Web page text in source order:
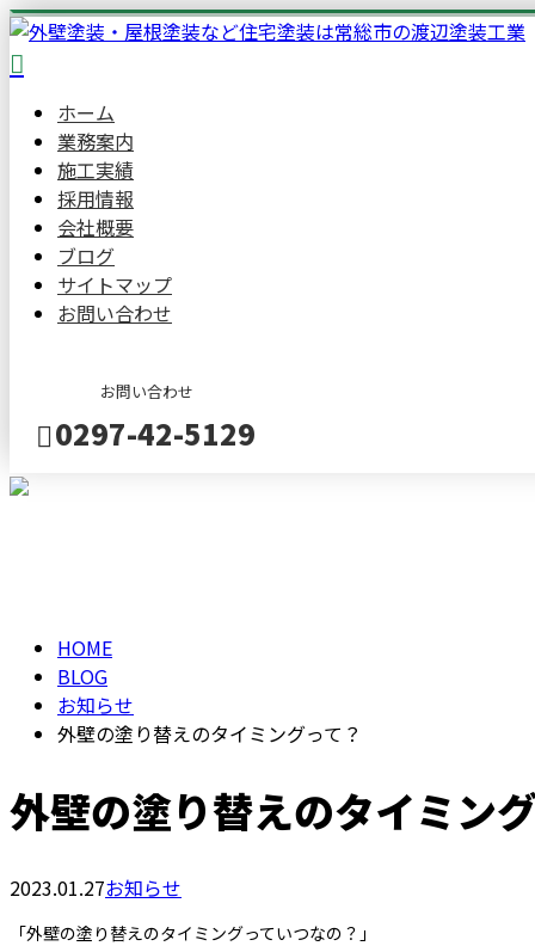
ホーム
業務案内
施工実績
採用情報
会社概要
ブログ
サイトマップ
お問い合わせ
お問い合わせ
0297-42-5129
HOME
BLOG
お知らせ
外壁の塗り替えのタイミングって？
外壁の塗り替えのタイミン
2023.01.27お知らせ
「外壁の塗り替えのタイミングっていつなの？」